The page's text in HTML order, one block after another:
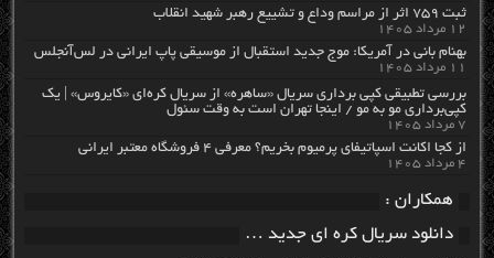
ثبت ۷۵۹ اثر از مراسم وداع و تشییع رهبر شهید انقلاب
۱۲ مرداد ۱۴۰۵
بهنام بانی در آمریکا: موج جدید استقبال از موسیقی پاپ ایرانی در لس‌آنجلس
۱۱ مرداد ۱۴۰۵
بررسی تطبیقی کپی برداری سریال «ساهره» از سریال کره‌ای «کایروس» | یک
کپی‌برداری مو به مو / اینجا تهران است به وقت سئول
۷ مرداد ۱۴۰۵
از کجا اکانت اسپاتیفای پرمیوم بخریم؟ معرفی ۴ فروشگاه معتبر ایرانی
۴ مرداد ۱۴۰۵
همکاران :
دانلود سریال کره ای جدید …